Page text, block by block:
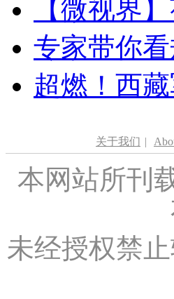
【微视界
专家带你
超燃！西
关于我们 |
本网站所刊
未经授权禁